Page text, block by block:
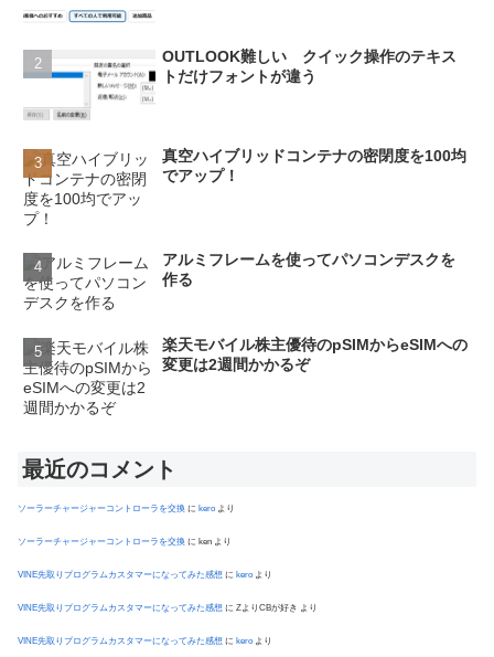
OUTLOOK難しい クイック操作のテキス
トだけフォントが違う
真空ハイブリッドコンテナの密閉度を100均
でアップ！
アルミフレームを使ってパソコンデスクを
作る
楽天モバイル株主優待のpSIMからeSIMへの
変更は2週間かかるぞ
最近のコメント
ソーラーチャージャーコントローラを交換 に kero より
ソーラーチャージャーコントローラを交換 に ken より
VINE先取りプログラムカスタマーになってみた感想 に kero より
VINE先取りプログラムカスタマーになってみた感想 に ZよりCBが好き より
VINE先取りプログラムカスタマーになってみた感想 に kero より